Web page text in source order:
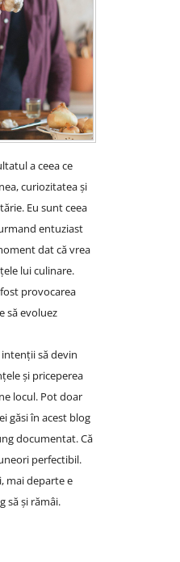
a ceea ce
curiozitatea și
Eu sunt ceea
entuziast
dat că vrea
lui culinare.
provocarea
să evoluez
să devin
și priceperea
locul. Pot doar
găsi în acest blog
documentat. Că
perfectibil.
mai departe e
să și rămâi.